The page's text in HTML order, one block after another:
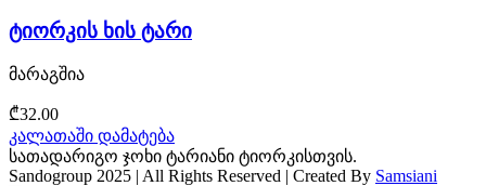
ტიორკის ხის ტარი
მარაგშია
₾32.00
კალათაში დამატება
სათადარიგო ჯოხი ტარიანი ტიორკისთვის.
Sandogroup 2025 | All Rights Reserved | Created By Samsiani